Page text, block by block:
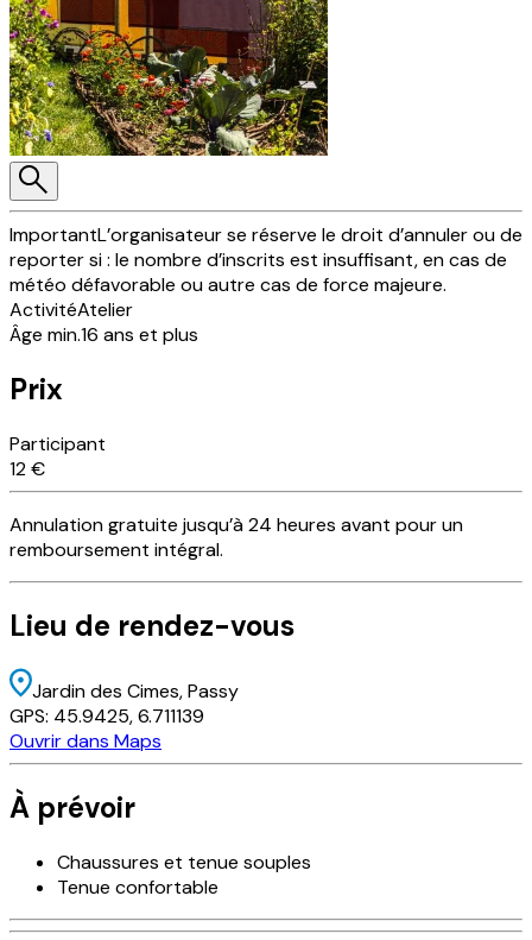
ImportantL’organisateur se réserve le droit d’annuler ou de
reporter si : le nombre d’inscrits est insuffisant, en cas de
météo défavorable ou autre cas de force majeure.
ActivitéAtelier
Âge min.16 ans et plus
Prix
Participant
12 €
Annulationgratuite jusqu’à 24 heures avant pour un
remboursement intégral.
Lieu de rendez-vous
Jardin des Cimes, Passy
GPS: 45.9425,6.711139
Ouvrir dans Maps
À prévoir
Chaussures et tenue souples
Tenue confortable